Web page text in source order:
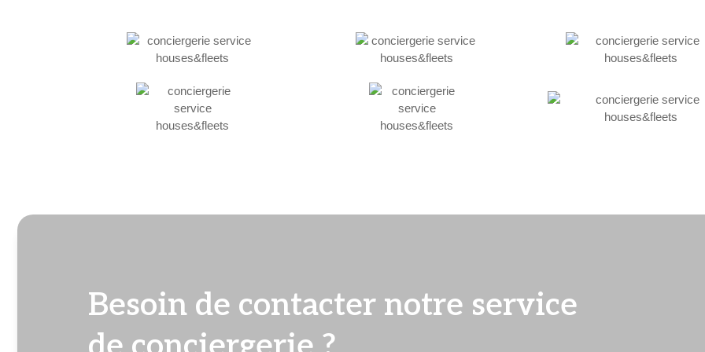
Besoin de contacter notre service